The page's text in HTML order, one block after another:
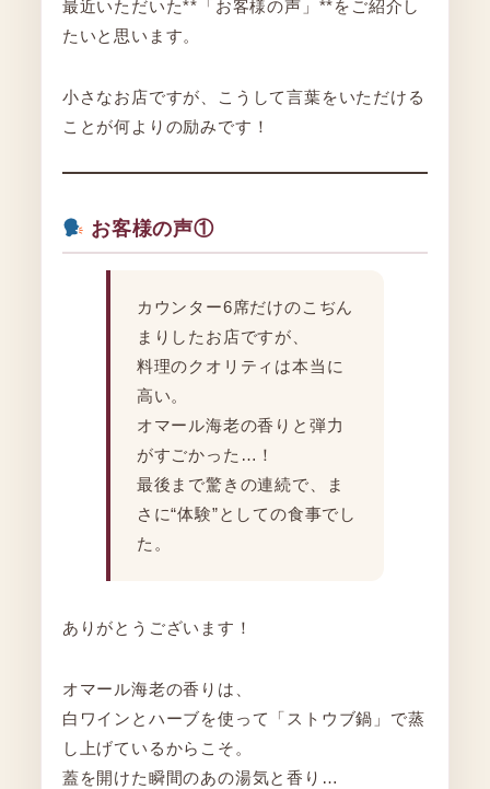
最近いただいた**「お客様の声」**をご紹介し
たいと思います。
小さなお店ですが、こうして言葉をいただける
ことが何よりの励みです！
お客様の声①
カウンター6席だけのこぢん
まりしたお店ですが、
料理のクオリティは本当に
高い。
オマール海老の香りと弾力
がすごかった…！
最後まで驚きの連続で、ま
さに“体験”としての食事でし
た。
ありがとうございます！
オマール海老の香りは、
白ワインとハーブを使って「ストウブ鍋」で蒸
し上げているからこそ。
蓋を開けた瞬間のあの湯気と香り…